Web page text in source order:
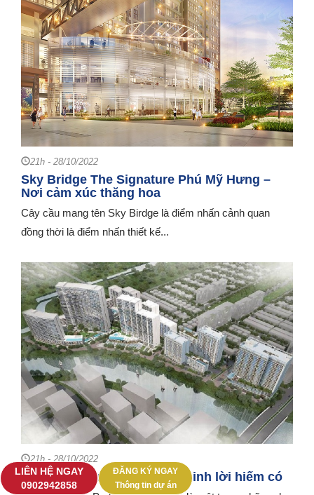
21h - 28/10/2022
Sky Bridge The Signature Phú Mỹ Hưng –
Nơi cảm xúc thăng hoa
Cây cầu mang tên Sky Birdge là điểm nhấn cảnh quan
đồng thời là điểm nhấn thiết kế...
21h - 28/10/2022
Căn hộ Sakura Park cơ hội sinh lời hiếm có
LIÊN HỆ NGAY
‭0902942858‬
ĐĂNG KÝ NGAY
Thông tin dự án